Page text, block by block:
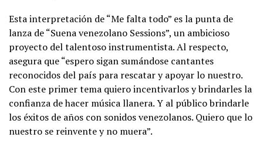
Esta interpretación de “Me falta todo” es la punta de
lanza de “Suena venezolano Sessions”, un ambicioso
proyecto del talentoso instrumentista. Al respecto,
asegura que “espero sigan sumándose cantantes
reconocidos del país para rescatar y apoyar lo nuestro.
Con este primer tema quiero incentivarlos y brindarles la
confianza de hacer música llanera. Y al público brindarle
los éxitos de años con sonidos venezolanos. Quiero que lo
nuestro se reinvente y no muera”.